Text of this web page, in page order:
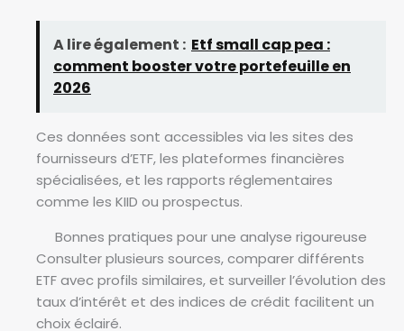
A lire également : Etf small cap pea :
comment booster votre portefeuille en
2026
Ces données sont accessibles via les sites des
fournisseurs d’ETF, les plateformes financières
spécialisées, et les rapports réglementaires
comme les KIID ou prospectus.
Bonnes pratiques pour une analyse rigoureuse
Consulter plusieurs sources, comparer différents
ETF avec profils similaires, et surveiller l’évolution des
taux d’intérêt et des indices de crédit facilitent un
choix éclairé.